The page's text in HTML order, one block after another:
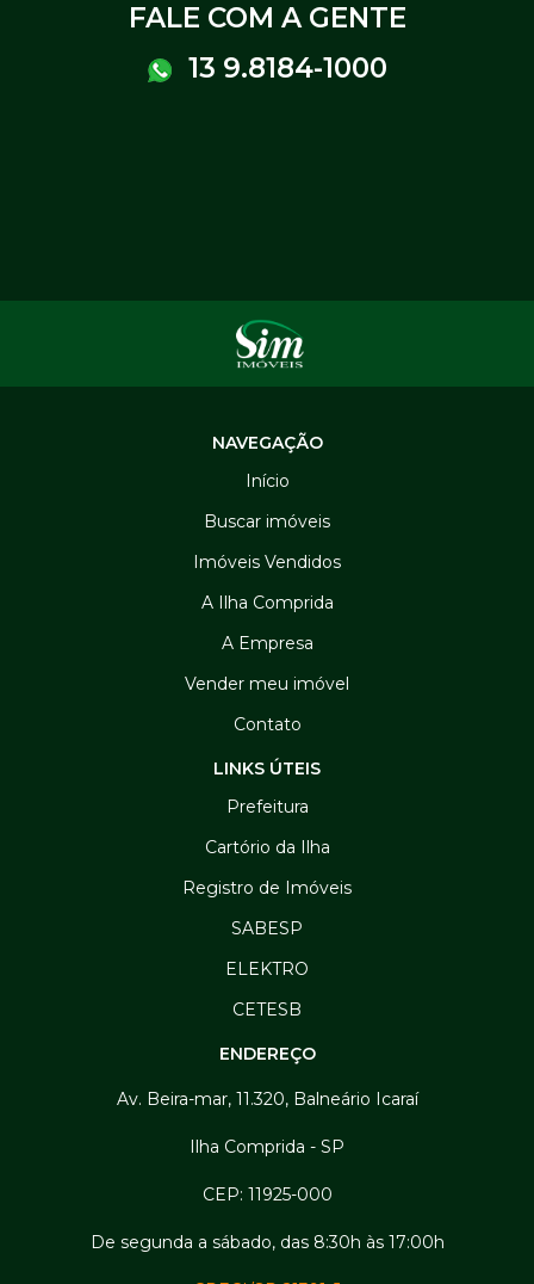
FALE COM A GENTE
13 9.8184-1000
NAVEGAÇÃO
Início
Buscar imóveis
Imóveis Vendidos
A Ilha Comprida
A Empresa
Vender meu imóvel
Contato
LINKS ÚTEIS
Prefeitura
Cartório da Ilha
Registro de Imóveis
SABESP
ELEKTRO
CETESB
ENDEREÇO
Av. Beira-mar, 11.320, Balneário Icaraí
Ilha Comprida - SP
CEP: 11925-000
De segunda a sábado, das 8:30h às 17:00h